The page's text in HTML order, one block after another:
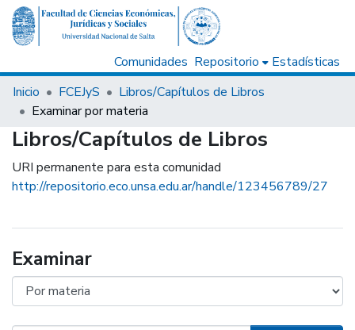
Comunidades Repositorio
Estadísticas
Inicio
FCEJyS
Libros/Capítulos de Libros
Examinar por materia
Libros/Capítulos de Libros
URI permanente para esta comunidad
http://repositorio.eco.unsa.edu.ar/handle/123456789/27
Examinar